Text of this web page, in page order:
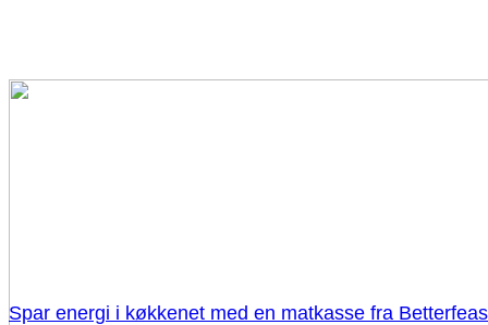
Spar energi i køkkenet med en matkasse fra